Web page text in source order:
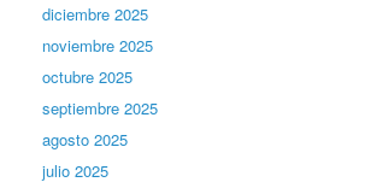
diciembre 2025
noviembre 2025
octubre 2025
septiembre 2025
agosto 2025
julio 2025